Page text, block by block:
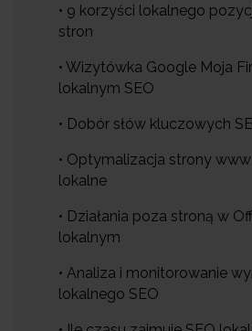
• 9 korzyści lokalnego
stron
• Wizytówka Google Moja
lokalnym SEO
• Dobór słów kluczowych
• Optymalizacja strony
lokalne
• Działania poza stroną w
lokalnym
• Analiza i monitorowanie
lokalnego SEO